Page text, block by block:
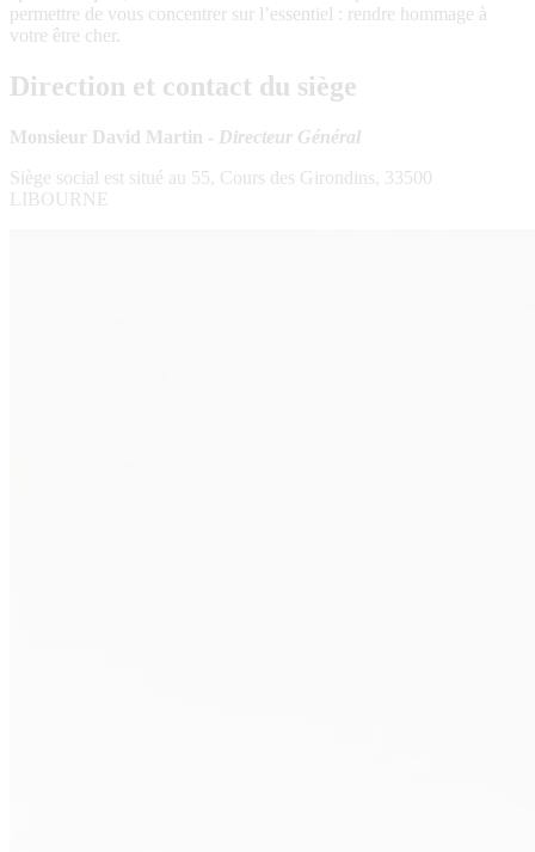
permettre de vous concentrer sur l’essentiel : rendre hommage à
votre être cher.
Direction et contact du siège
Monsieur David Martin - Directeur Général
Siège social est situé au 55, Cours des Girondins, 33500
LIBOURNE